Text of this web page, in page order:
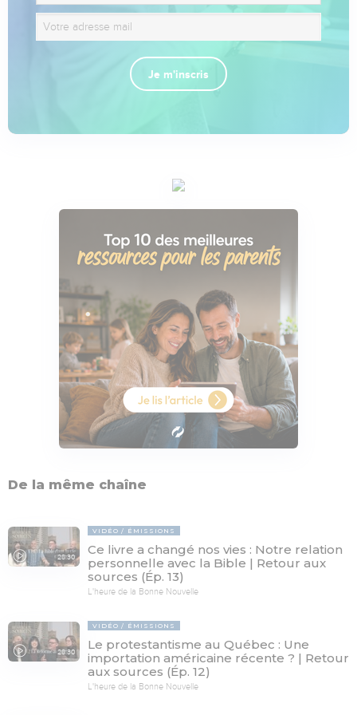
Je m'inscris
De la même chaîne
28:30
VIDÉO ÉMISSIONS
Ce livre a changé nos vies : Notre relation
personnelle avec la Bible | Retour aux
sources (Ép. 13)
L'heure de la Bonne Nouvelle
28:30
VIDÉO ÉMISSIONS
Le protestantisme au Québec : Une
importation américaine récente ? | Retour
aux sources (Ép. 12)
L'heure de la Bonne Nouvelle